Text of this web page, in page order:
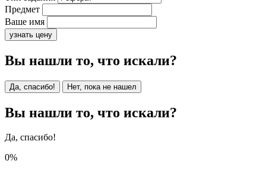
Предмет
Ваше имя
узнать цену
Вы нашли то, что искали?
Да, спасибо! Нет, пока не нашел
Вы нашли то, что искали?
Да, спасибо!
0%